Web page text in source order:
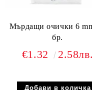
Мърдащи очички 6
бр.
€1.32 2.58лв.